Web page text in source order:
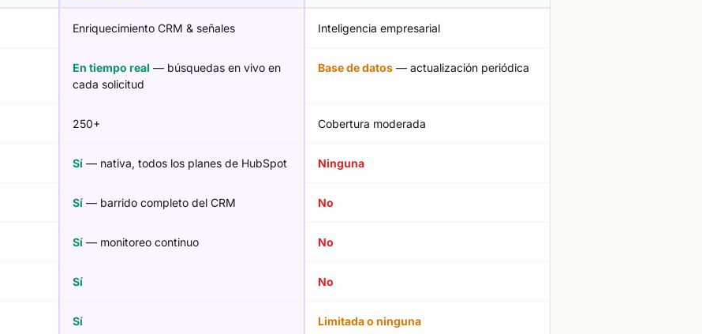
Enriquecimiento CRM & señales Inteligencia empresarial
En tiempo real — búsquedas en vivo en
cada solicitud
Base de datos — actualización periódica
250+ Cobertura moderada
Sí — nativa, todos los planes de HubSpot Ninguna
Sí — barrido completo del CRM No
Sí — monitoreo continuo No
Sí No
Sí Limitada o ninguna